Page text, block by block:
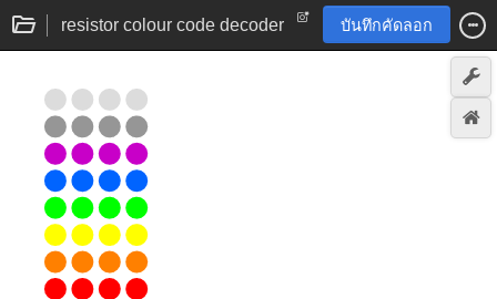
resistor colour code decoder บันทึกคัดลอก